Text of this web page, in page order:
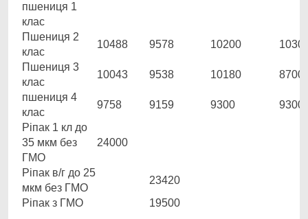
пшениця 1
клас
Пшениця 2
клас
10488 9578 10200
Пшениця 3
клас
10043 9538 10180
8700
пшениця 4
клас
9758 9159 9300
9300
Ріпак 1 кл до
35 мкм без
ГМО
24000
Ріпак в/г до 25
мкм без ГМО
23420
Ріпак з ГМО
19500